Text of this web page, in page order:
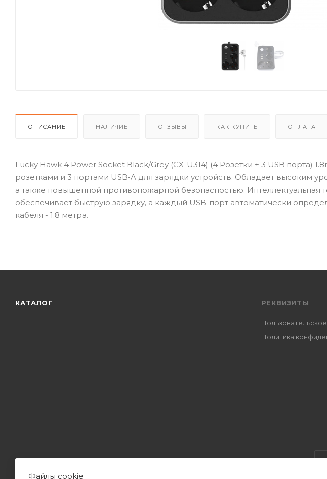
ОПИСАНИЕ НАЛИЧИЕ ОТЗЫВЫ КАК КУПИТЬ ОПЛАТА
Lucky Hawk 4 Power Socket Black/Grey (CX-U314) (4 Розетки + 3 USB порта)
розетками и 3 портами USB-A для зарядки устройств. Обладает высоким
а также повышенной противопожарной безопасностью. Интеллектуальная
обеспечивает быструю зарядку, а каждый USB-порт автоматически
кабеля - 1.8 метра.
КАТАЛОГ РЕКВИЗИТЫ
Политика
Файлы cookie